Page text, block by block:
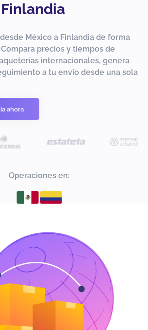
México a Finlandia de forma
precios y tiempos de
internacionales, genera
a tu envío desde una sola
ahora
Operaciones en: